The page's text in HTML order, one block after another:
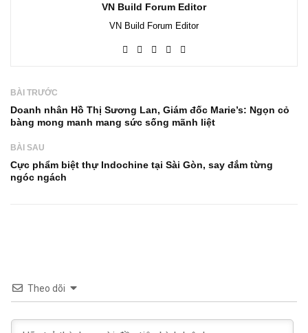
VN Build Forum Editor
VN Build Forum Editor
BÀI TRƯỚC
Doanh nhân Hồ Thị Sương Lan, Giám đốc Marie’s: Ngọn cỏ
bàng mong manh mang sức sống mãnh liệt
BÀI SAU
Cực phẩm biệt thự Indochine tại Sài Gòn, say đắm từng
ngóc ngách
Theo dõi